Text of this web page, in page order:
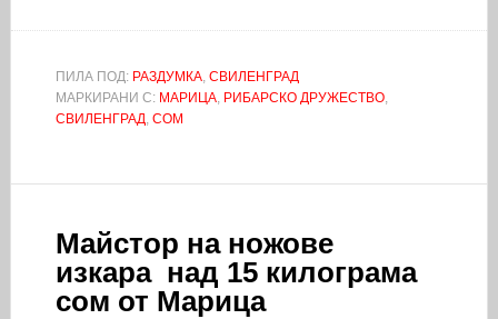
ПИЛА ПОД: РАЗДУМКА, СВИЛЕНГРАД
МАРКИРАНИ С: МАРИЦА, РИБАРСКО ДРУЖЕСТВО,
СВИЛЕНГРАД, СОМ
Майстор на ножове
изкара над 15 килограма
сом от Марица